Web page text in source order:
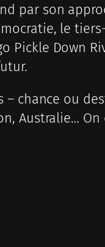
par son
le
Pickle Down
chance ou
Australie…